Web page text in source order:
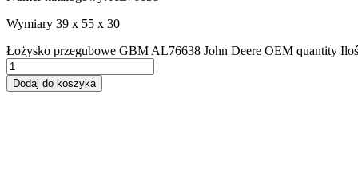
Wymiary 39 x 55 x 30
Łożysko przegubowe GBM AL76638 John Deere OEM quantity
Dodaj do koszyka